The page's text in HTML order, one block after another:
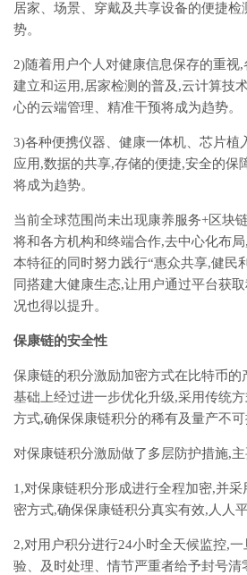
居家、场景、穿戴及共享设备的便捷
势。
2)随着用户个人对健康信息保存的重视
建立和运用,居家检测的普及,云计算技
心的云端管理、精准干预将成为趋势。
3)各种便携仪器、健康一体机、芯片植
应用,数据的共享,存储的便捷,安全的保
将成为趋势。
当前全球范围尚未出现康养服务+区块
将和各方机构和终端合作,去中心化布
本特征的同时努力践行“惠众共享,健民
同搭建大健康生态,让用户通过平台获
况也得以提升。
保康链的安全性
保康链的积分激励加密方式在比特币的
基础上经过进一步优化升级,采用传统
方式,确保保康链积分的稀有及量产不可
对保康链积分激励做了多层防护措施,
1,对保康链积分形成进行全程加密,并采
密方式,确保保康链积分真实有效,人人
2,对用户积分进行24小时全天候监控,
验、及时处理、情节严重者给予封号清